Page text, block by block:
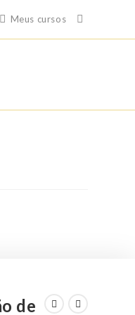
Meus cursos
de